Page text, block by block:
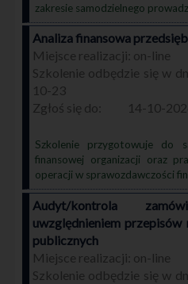
zakresie samodzielnego
Analiza finansowa
on-line
10-23
14-10-
Szkolenie przygotowuje do
finansowej organizacji oraz
operacji w sprawozdawczości
Audyt/kontrola
uwzględnieniem
publicznych
on-line